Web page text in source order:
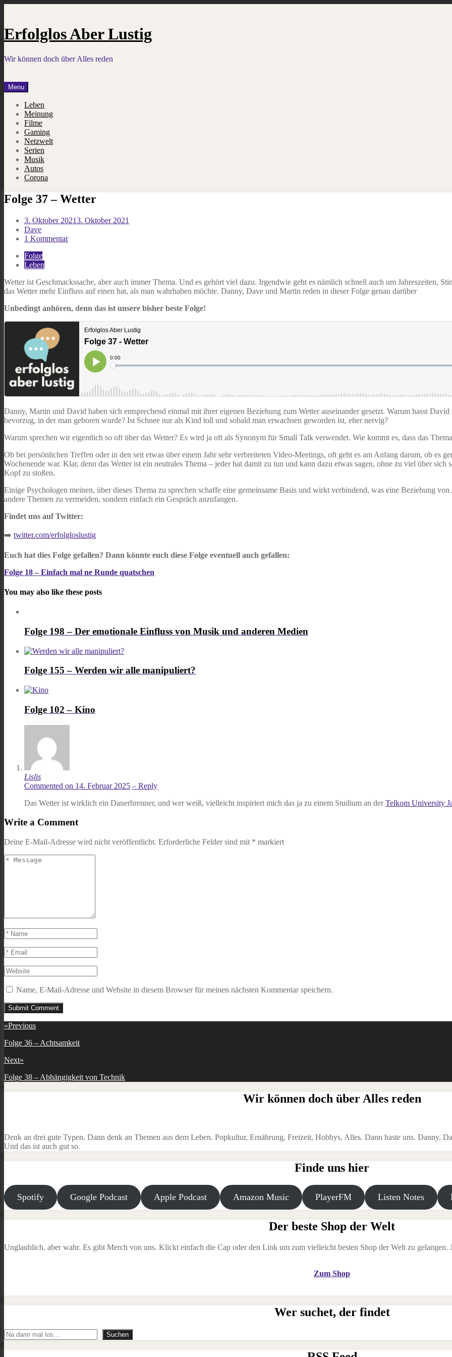
Erfolglos Aber Lustig
Wir können doch über Alles reden
Menu
Leben
Meinung
Filme
Gaming
Netzwelt
Serien
Musik
Autos
Corona
Folge 37 – Wetter
3. Oktober 20213. Oktober 2021
Dave
1 Kommentarzu
Folge
Leben
Wetter ist Geschmackssache, aber auch immer Thema. Und es gehört viel dazu. Irgendwie geht es nämlich schnell auch um Jahreszeiten,
das Wetter mehr Einfluss auf einen hat, als man wahrhaben möchte. Danny, Dave und Martin reden in dieser Folge genau darüber
Unbedingt anhören, denn das ist unsere bisher beste Folge!
Danny, Martin und David haben sich entsprechend einmal mit ihrer eigenen Beziehung zum Wetter auseinander gesetzt. Warum hasst
bevorzug, in der man geboren wurde? Ist Schnee nur als Kind toll und sobald man erwachsen geworden ist, eher nervig?
Warum sprechen wir eigentlich so oft über das Wetter? Es wird ja oft als Synonym für Small Talk verwendet. Wie kommt es, dass das
Ob bei persönlichen Treffen oder in den seit etwas über einem Jahr sehr verbreiteten Video-Meetings, oft geht es am Anfang darum, ob es
Wochenende war. Klar, denn das Wetter ist ein neutrales Thema – jeder hat damit zu tun und kann dazu etwas sagen, ohne zu viel über
Kopf zu stoßen.
Einige Psychologen meinen, über dieses Thema zu sprechen schaffe eine gemeinsame Basis und wirkt verbindend, was eine Beziehung
andere Themen zu vermeiden, sondern einfach ein Gespräch anzufangen.
Findet uns auf Twitter:
➡️ twitter.com/erfolgloslustig
Euch hat dies Folge gefallen? Dann könnte euch diese Folge eventuell auch gefallen:
Folge 18 – Einfach mal ne Runde quatschen
You may also like these posts
Folge 198 – Der emotionale Einfluss von Musik und anderen Medien
Folge 155 – Werden wir alle manipuliert?
Folge 102 – Kino
Lislis
Commented on 14. Februar 2025 – Reply
Das Wetter ist wirklich ein Dauerbrenner, und wer weiß, vielleicht inspiriert mich das ja zu einem Studium an derTelkom University
Write a Comment
Deine E-Mail-Adresse wird nicht veröffentlicht. Erforderliche Felder sind mit * markiert
Name, E-Mail-Adresse und Website in diesem Browser für meinen nächsten Kommentar speichern.
Beitragsnavigation
«Previous
Previous
Folge 36 – Achtsamkeit
Next»
Next
Folge 38 – Abhängigkeit von Technik
Wir können doch über Alles reden
Denk an drei gute Typen. Dann denk an Themen aus dem Leben. Popkultur, Ernährung, Freizeit, Hobbys, Alles. Dann haste uns. Danny,
Und das ist auch gut so.
Finde uns hier
Spotify Google Podcast Apple Podcast Amazon Music PlayerFM Listen Notes
Der beste Shop der Welt
Unglaublich, aber wahr. Es gibt Merch von uns. Klickt einfach die Cap oder den Link um zum vielleicht besten Shop der Welt zu gelangen.
Zum Shop
Wer suchet, der findet
Suchen Suchen